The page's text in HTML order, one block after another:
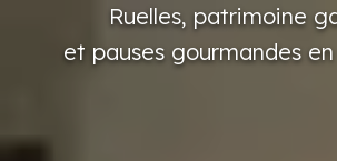
Ruelles, patrimoine
et pauses gourmandes